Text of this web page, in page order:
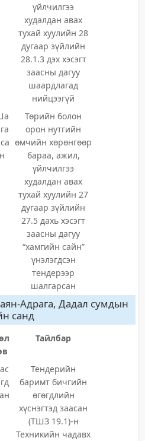
үйлчилгээ
худалдан авах
тухай хуулийн 28
дугаар зүйлийн
28.1.3 дэх хэсэгт
заасны дагуу
шаардлагад
нийцээгүй
н
Төрийн болон
орон нутгийн
өмчийн хөрөнгөөр
бараа, ажил,
үйлчилгээ
худалдан авах
тухай хуулийн 27
дугаар зүйлийн
27.5 дахь хэсэгт
заасны дагуу
“хамгийн сайн”
үнэлэгдсэн
тендерээр
шалгарсан
Адрага, Дадал сумдын
санд
Тайлбар
Тендерийн
баримт бичгийн
өгөгдлийн
хүснэгтэд заасан
(ТШЗ 19.1)-н
Техникийн чадавх